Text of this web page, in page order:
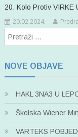
20. Kolo Protiv VIRKE
20.02.2024.
NOVE OBJAVE
HAKL 3NA3 U
Školska Wiener
VARTEKS